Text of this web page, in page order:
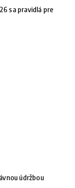
sa pravidlá pre
údržbou